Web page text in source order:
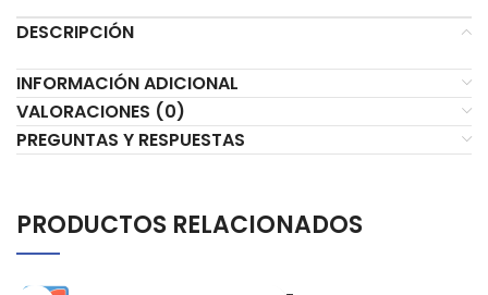
DESCRIPCIÓN
INFORMACIÓN ADICIONAL
VALORACIONES (0)
PREGUNTAS Y RESPUESTAS
PRODUCTOS RELACIONADOS